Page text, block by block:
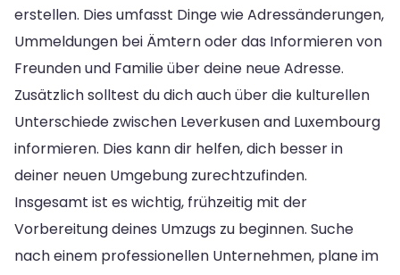
erstellen. Dies umfasst Dinge wie Adressänderungen,
Ummeldungen bei Ämtern oder das Informieren von
Freunden und Familie über deine neue Adresse.
Zusätzlich solltest du dich auch über die kulturellen
Unterschiede zwischen Leverkusen and Luxembourg
informieren. Dies kann dir helfen, dich besser in
deiner neuen Umgebung zurechtzufinden.
Insgesamt ist es wichtig, frühzeitig mit der
Vorbereitung deines Umzugs zu beginnen. Suche
nach einem professionellen Unternehmen, plane im